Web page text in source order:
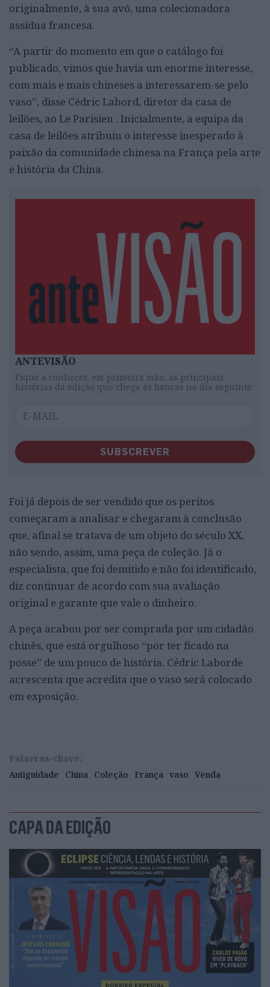
originalmente, à sua avó, uma colecionadora
assídua francesa.
“A partir do momento em que o catálogo foi
publicado, vimos que havia um enorme interesse,
com mais e mais chineses a interessarem-se pelo
vaso”, disse Cédric Labord, diretor da casa de
leilões, ao Le Parisien . Inicialmente, a equipa da
casa de leilões atribuiu o interesse inesperado à
paixão da comunidade chinesa na França pela arte
e história da China.
ANTEVISÃO
Fique a conhecer, em primeira mão, as principais
histórias da edição que chega às bancas no dia seguinte
SUBSCREVER
Foi já depois de ser vendido que os peritos
começaram a analisar e chegaram à conclusão
que, afinal se tratava de um objeto do século XX,
não sendo, assim, uma peça de coleção. Já o
especialista, que foi demitido e não foi identificado,
diz continuar de acordo com sua avaliação
original e garante que vale o dinheiro.
A peça acabou por ser comprada por um cidadão
chinês, que está orgulhoso “por ter ficado na
posse” de um pouco de história. Cédric Laborde
acrescenta que acredita que o vaso será colocado
em exposição.
Palavras-chave:
Antiguidade
China Coleção França vaso Venda
CAPA DA EDIÇÃO